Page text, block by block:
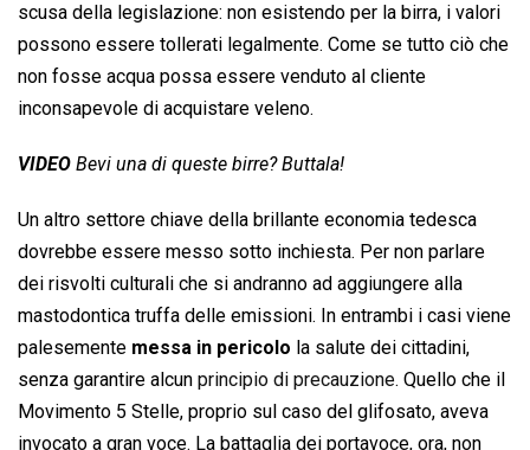
scusa della legislazione: non esistendo per la birra, i valori
possono essere tollerati legalmente. Come se tutto ciò che
non fosse acqua possa essere venduto al cliente
inconsapevole di acquistare veleno.
VIDEO Bevi una di queste birre? Buttala!
Un altro settore chiave della brillante economia tedesca
dovrebbe essere messo sotto inchiesta. Per non parlare
dei risvolti culturali che si andranno ad aggiungere alla
mastodontica truffa delle emissioni. In entrambi i casi viene
palesemente messa in pericolo la salute dei cittadini,
senza garantire alcun principio di precauzione. Quello che il
Movimento 5 Stelle, proprio sul caso del glifosato, aveva
invocato a gran voce. La battaglia dei portavoce, ora, non